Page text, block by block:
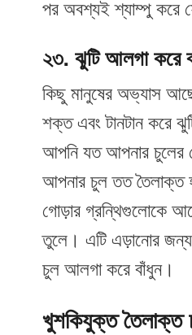
পর অবশ্যই শ্যাম্পু করে
২৩. ঝুটি আলগা করে
কিছু মানুষের অভ্যাস
শক্ত এবং টানটান করে
আপনি যত আপনার চুলের
আপনার চুল তত তৈলাক্ত
গোড়ার গ্রন্থিগুলোকে
তুলে। এটি এড়ানোর
চুল আলগা করে বাঁধুন।
খুশকিযুক্ত তৈলাক্ত